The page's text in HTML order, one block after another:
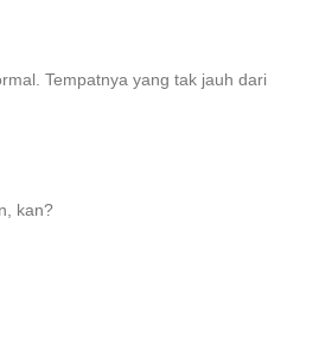
Tempatnya yang tak jauh dari
kan?